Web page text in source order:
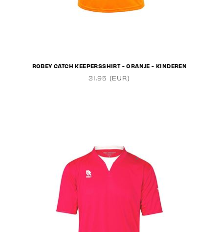
ROBEY CATCH KEEPERSSHIRT - ORANJE - KINDEREN
31,95 (EUR)